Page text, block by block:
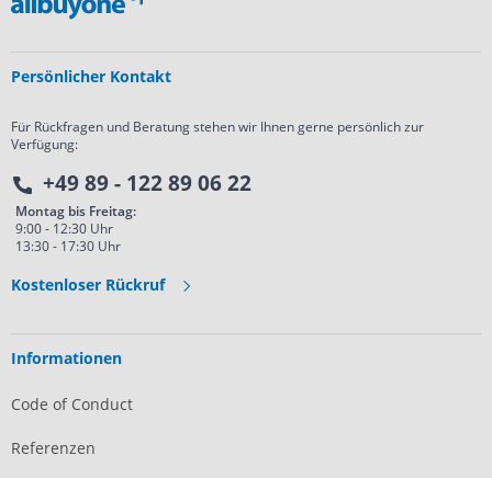
Persönlicher Kontakt
Für Rückfragen und Beratung stehen wir Ihnen gerne persönlich zur
Verfügung:
+49 89 - 122 89 06 22
Montag bis Freitag:
9:00 - 12:30 Uhr
13:30 - 17:30 Uhr
Kostenloser Rückruf
Informationen
Code of Conduct
Referenzen